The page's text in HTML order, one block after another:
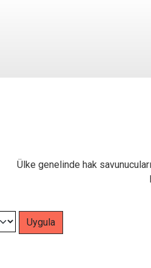
Ülke genelinde hak